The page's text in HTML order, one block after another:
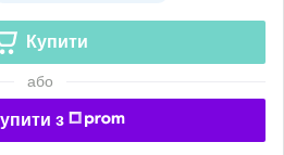
Купити
або
з